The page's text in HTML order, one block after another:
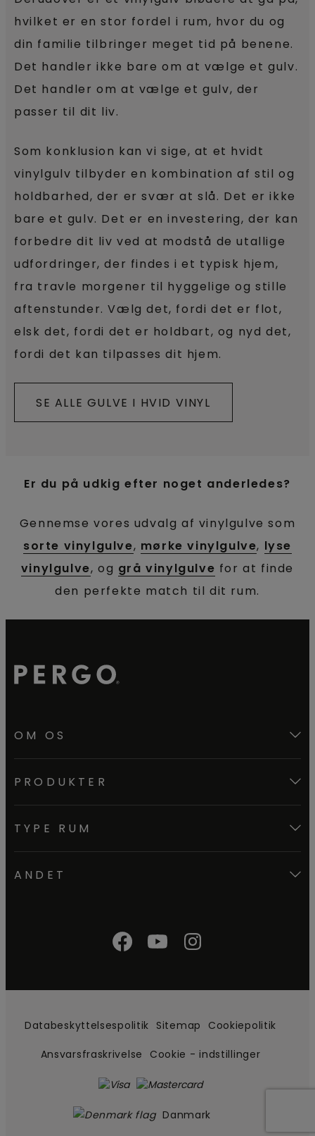
hvilket er en stor fordel i rum, hvor du og
din familie tilbringer meget tid på benene.
Det handler ikke bare om at vælge et gulv.
Det handler om at vælge et gulv, der
passer til dit liv.
Som konklusion kan vi sige, at et hvidt
vinylgulv tilbyder en kombination af stil og
holdbarhed, der er svær at slå. Det er ikke
bare et gulv. Det er en investering, der kan
forbedre dit liv ved at modstå de utallige
udfordringer, der findes i et typisk hjem,
fra travle morgener til hyggelige og stille
aftenstunder. Vælg det, fordi det er flot,
elsk det, fordi det er holdbart, og nyd det,
fordi det kan tilpasses dit hjem.
SE ALLE GULVE I HVID VINYL
Er du på udkig efter noget anderledes?
Gennemse vores udvalg af vinylgulve som
sorte vinylgulve, mørke vinylgulve, lyse
vinylgulve, og grå vinylgulve for at finde
den perfekte match til dit rum.
OM OS
PRODUKTER
TYPE RUM
ANDET
Databeskyttelsespolitik Sitemap Cookiepolitik
Ansvarsfraskrivelse Cookie - indstillinger
Danmark